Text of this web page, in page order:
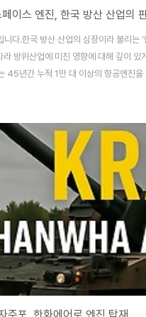
이스 엔진, 한국 방산 산업의
다.한국 방산 산업의 심장이라 불리는 ‘
라 방위산업에 미친 영향에 대해 깊이 있
45년간 누적 1만 대 이상의 항공엔진을
산·정비(MRO) 통합 역량을 가진 기업으
1만 대 이상 엔진 생산국내 유일 항공엔
KF-21, FA-50, T-50, F-15K 등 한국
진 국산화로 자주국방, 수출 경쟁력, 산업
장 등 혁신 기술 내재화방산 수출, 글로벌